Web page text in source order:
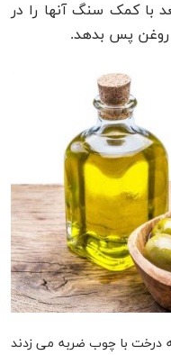
با کمک سنگ آنها را در
روغن پس بدهد.
درخت با چوب ضربه می ‌زدند